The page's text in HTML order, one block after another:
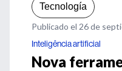
Tecnología
Publicado el 26 de
Inteligência artificial
Nova